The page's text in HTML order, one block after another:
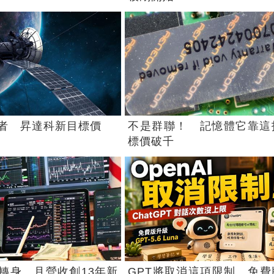
昇達科新目標價
不是群聯！ 記憶體它靠這
標價破千
身 月營收創13年新 GPT將取消這項限制 免費